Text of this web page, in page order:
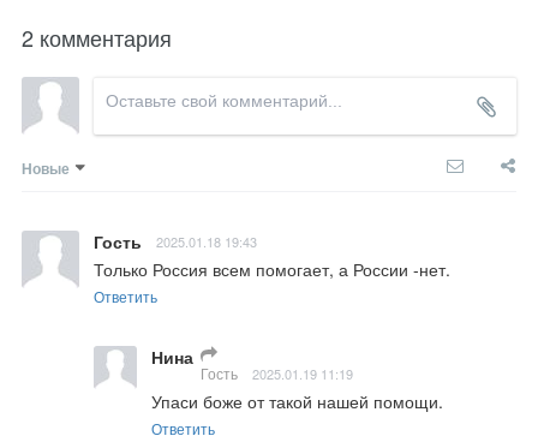
2 комментария
Новые
Гость 2025.01.18 19:43
Только Россия всем помогает, а России -нет.
Ответить
Нина
Гость 2025.01.19 11:19
Упаси боже от такой нашей помощи.
Ответить